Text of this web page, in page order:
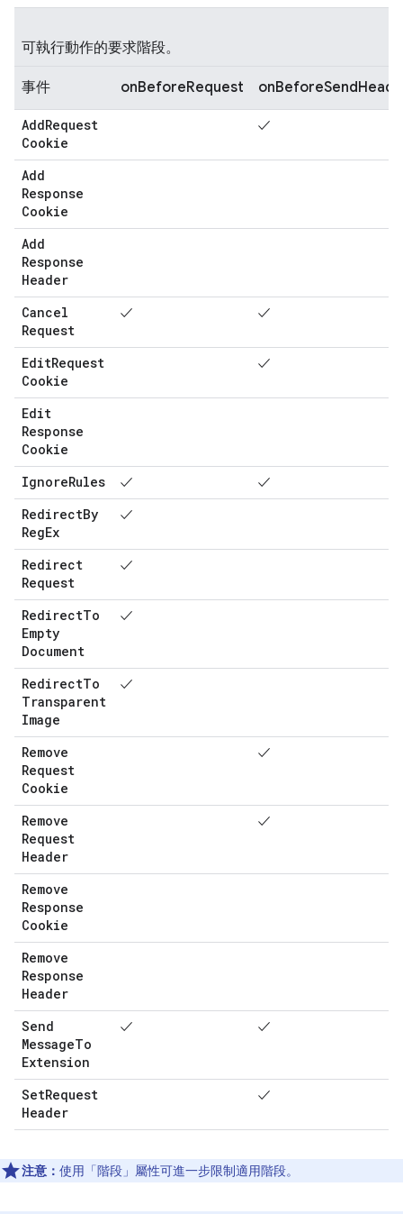
可執行動作的要求階段。
事件 onBeforeRequest
AddRequest
Cookie
✓
Add
Response
Cookie
Add
Response
Header
Cancel
Request
✓ ✓
EditRequest
Cookie
✓
Edit
Response
Cookie
IgnoreRules ✓ ✓
RedirectBy
RegEx
✓
Redirect
Request
✓
RedirectTo
Empty
Document
✓
RedirectTo
Transparent
Image
✓
Remove
Request
Cookie
✓
Remove
Request
Header
✓
Remove
Response
Cookie
Remove
Response
Header
Send
MessageTo
Extension
✓ ✓
SetRequest
Header
✓
注意： 使用「階段」屬性可進一步限制適用階段。